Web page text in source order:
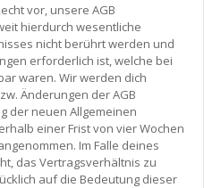
vor, unsere AGB
hierdurch wesentliche
nicht berührt werden und
erforderlich ist, welche bei
waren. Wir werden dich
Änderungen der AGB
der neuen Allgemeinen
einer Frist von vier Wochen
Im Falle deines
das Vertragsverhältnis zu
auf die Bedeutung dieser